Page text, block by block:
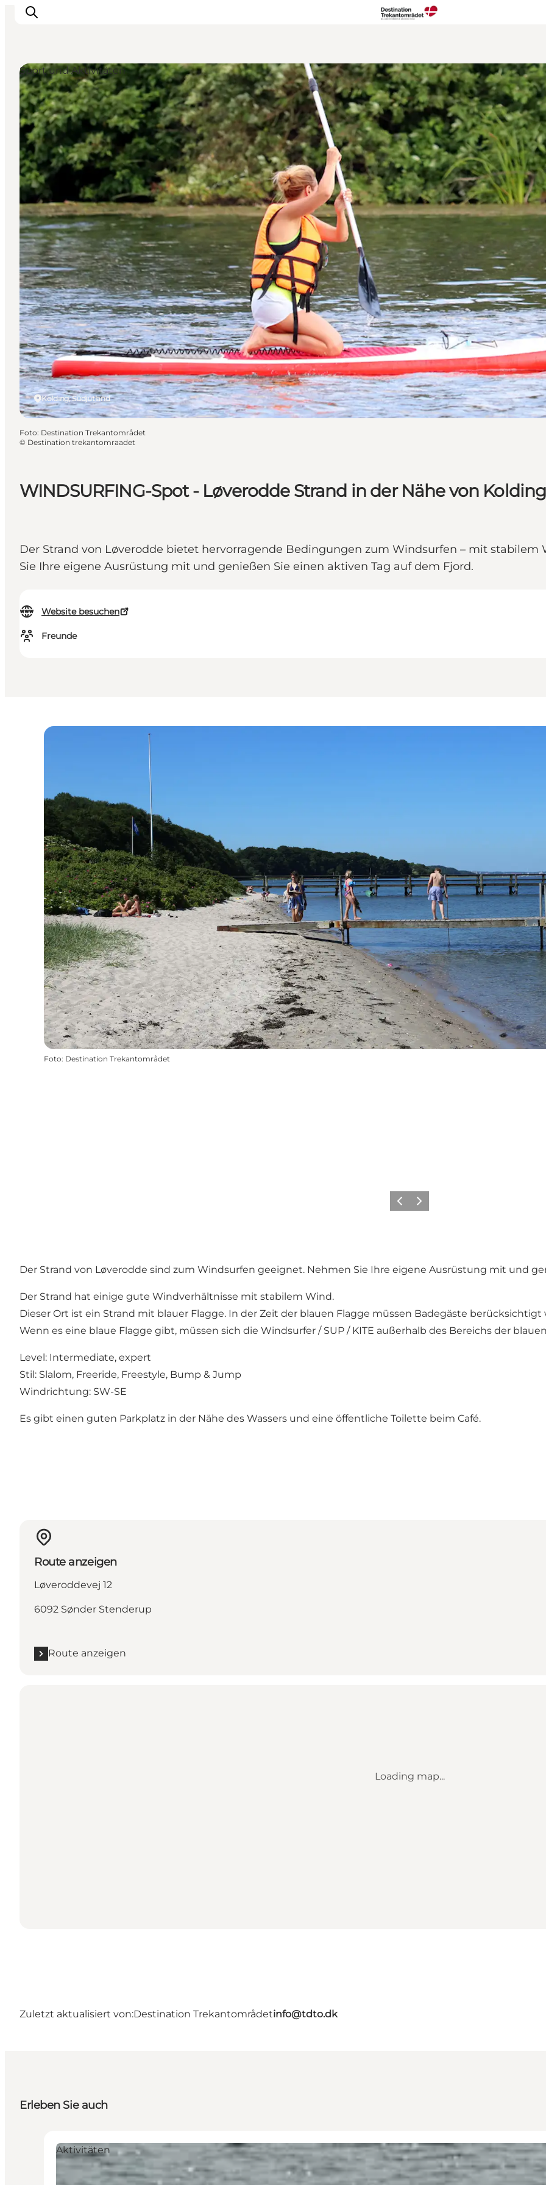
LEGOLAND® Billund Resort
Städte
Erlebnisse
Unterkünfte
Reiseplanung
Tickets
WINDSURFING-Spot - Løverodde Strand in der Nähe von Kolding
Der Strand von Løverodde bietet hervorragende Bedingungen zum Windsurfen – mit stabilem
Sie Ihre eigene Ausrüstung mit und genießen Sie einen aktiven Tag auf dem Fjord.
Website besuchen
Freunde
Kolding, Südjütland
Sport und Aktivitäten
Foto: Destination Trekantområdet
© Destination trekantomraadet
Foto: Destination Trekantområdet
Vorherige Folie
Nächste Folie
Der Strand von Løverodde sind zum Windsurfen geeignet. Nehmen Sie Ihre eigene Ausrüstung mit und
Der Strand hat einige gute Windverhältnisse mit stabilem Wind.
Dieser Ort ist ein Strand mit blauer Flagge. In der Zeit der blauen Flagge müssen Badegäste berücksichtigt
Wenn es eine blaue Flagge gibt, müssen sich die Windsurfer / SUP / KITE außerhalb des Bereichs der
Level: Intermediate, expert
Stil: Slalom, Freeride, Freestyle, Bump & Jump
Windrichtung: SW-SE
Es gibt einen guten Parkplatz in der Nähe des Wassers und eine öffentliche Toilette beim Café.
Route anzeigen
Løveroddevej 12
6092 Sønder Stenderup
Route anzeigen
Loading map...
Zuletzt aktualisiert von:Destination Trekantområdetinfo@tdto.dk
Erleben Sie auch
Aktivitäten